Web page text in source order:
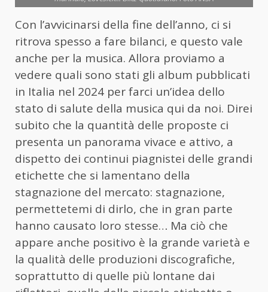
Con l’avvicinarsi della fine dell’anno, ci si
ritrova spesso a fare bilanci, e questo vale
anche per la musica. Allora proviamo a
vedere quali sono stati gli album pubblicati
in Italia nel 2024 per farci un’idea dello
stato di salute della musica qui da noi. Direi
subito che la quantità delle proposte ci
presenta un panorama vivace e attivo, a
dispetto dei continui piagnistei delle grandi
etichette che si lamentano della
stagnazione del mercato: stagnazione,
permettetemi di dirlo, che in gran parte
hanno causato loro stesse… Ma ciò che
appare anche positivo è la grande varietà e
la qualità delle produzioni discografiche,
soprattutto di quelle più lontane dai